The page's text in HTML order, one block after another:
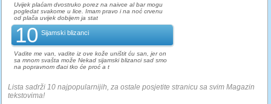
Uvijek plaćam dvostruko porez na naivce al bar mogu
pogledat svakome u lice. Imam pravo i na noć crvenu
od plača uvijek dobijem ja stat
10 Sijamski blizanci
Vadite me van, vadite iz ove kože uništit ću san, jer on
sa mnom svašta može Nekad sijamski blizanci sad smo
na popravnom đaci tko će proć a t
Lista sadrži 10 najpopularnijih, za ostale posjetite stranicu sa svim Magazin
tekstovima!